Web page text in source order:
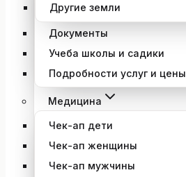
Другие земли
Документы
Учеба школы и садики
Подробности услуг и цены
Медицина
Чек-ап дети
Чек-ап женщины
Чек-ап мужчины